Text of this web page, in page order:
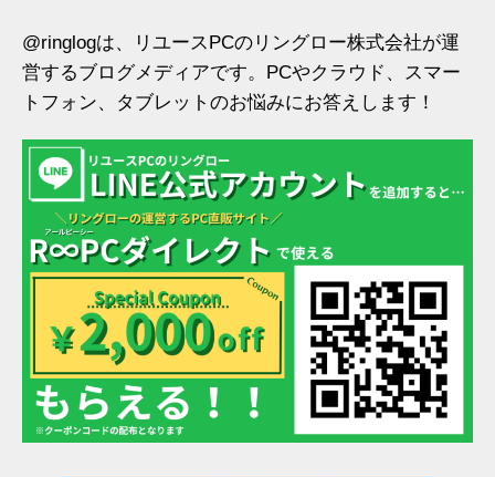
@ringlogは、リユースPCのリングロー株式会社が運
営するブログメディアです。PCやクラウド、スマー
トフォン、タブレットのお悩みにお答えします！